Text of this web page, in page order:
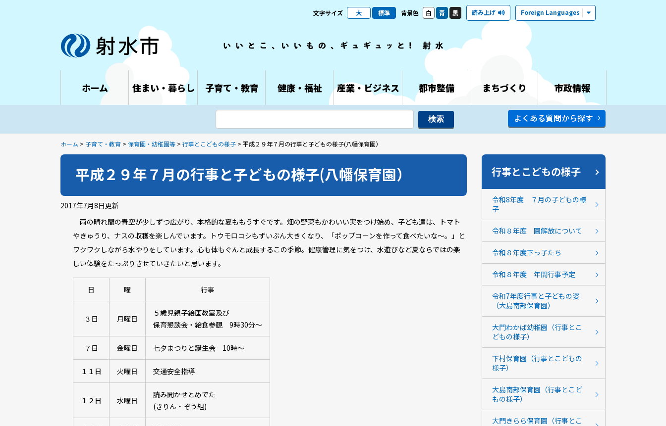
文字サイズ 大 標準 背景色 白 青 黒 読み上げ Foreign Languages
ホーム 住まい・暮らし 子育て・教育 健康・福祉 産業・ビジネス 都市整備 まちづくり 市政情報
よくある質問から探す
ホーム > 子育て・教育 > 保育園・幼稚園等 > 行事とこどもの様子 > 平成２９年７月の行事と子どもの様子(八幡保育園）
平成２９年７月の行事と子どもの様子(八幡保育園）
2017年7月8日更新
雨の晴れ間の青空が少しずつ広がり、本格的な夏ももうすぐです。畑の野菜もかわいい実をつけ始め、子ども達は、トマト
やきゅうり、ナスの収穫を楽しんでいます。トウモロコシもずいぶん大きくなり、「ポップコーンを作って食べたいな～。」と
ワクワクしながら水やりをしています。心も体もぐんと成長するこの季節。健康管理に気をつけ、水遊びなど夏ならではの楽
しい体験をたっぷりさせていきたいと思います。
日 曜 行事
３日 月曜日
５歳児親子絵画教室及び
保育懇談会・給食参観 9時30分～
７日 金曜日 七夕まつりと誕生会 10時～
１１日 火曜日 交通安全指導
１２日 水曜日
読み聞かせとめでた
(きりん・ぞう組)
行事とこどもの様子
令和8年度 ７月の子どもの様
子
令和８年度 園解放について
令和８年度下っ子たち
令和８年度 年間行事予定
令和7年度行事と子どもの姿
（大島南部保育園）
大門わかば幼稚園（行事とこ
どもの様子）
下村保育園（行事とこどもの
様子）
大島南部保育園（行事とこど
もの様子）
大門きらら保育園（行事とこ